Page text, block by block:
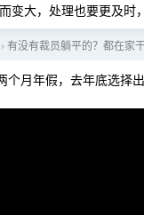
变大，处理也要更及时
› 有没有裁员躺平的？都在家
个月年假，去年底选